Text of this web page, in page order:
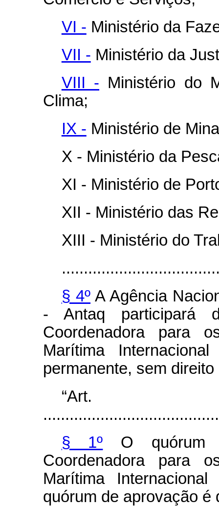
VI - Ministério da
VII - Ministério da
VIII - Ministério do
Clima;
IX - Ministério de
X - Ministério da
XI - Ministério de
XII - Ministério das
XIII - Ministério do
§ 4º A Agência
- Antaq participará
Coordenadora para
Marítima
permanente, sem direito
§ 1º O quórum
Coordenadora para
Marítima
quórum de aprovação é